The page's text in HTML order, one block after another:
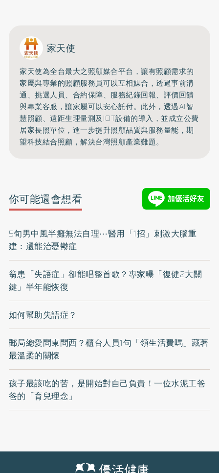
家天使
家天使為全台最大之照顧媒合平台，讓有照顧需求的
家屬與專業的照顧服務員可以互相媒合，透過事前溝
通、挑選人員、合約保障、服務紀錄回報、評價回饋
與專業客服，讓家屬可以安心託付。此外，透過AI智
慧照顧、遠距生理量測及IOT設備的導入，並成立公費
居家長照單位，進一步提升照顧品質與服務量能，期
望科技結合照顧，解決台灣照顧產業難題。
你可能還會想看
5旬男中風半癱無法自理⋯醫用「1招」刺激大腦重
建：還能治憂鬱症
翁患「失語症」卻能唱整首歌？專家曝「復健2大關
鍵」半年能恢復
如何幫助失語症？
郵局總愛問東問西？櫃台人員1句「領生活費嗎」藏著
最溫柔的關懷
孩子最該吃的苦，是開始對自己負責！一位水泥工爸
爸的「育兒理念」